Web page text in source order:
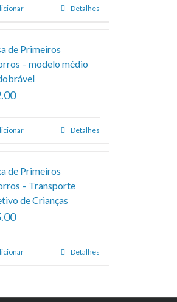
Detalhes
de Primeiros
– modelo médio
Detalhes
de Primeiros
– Transporte
de Crianças
Detalhes